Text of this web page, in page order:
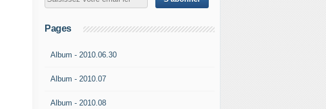
Pages
Album - 2010.06.30
Album - 2010.07
Album - 2010.08